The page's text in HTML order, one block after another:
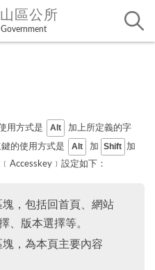
區公所
用方式是 Alt 加上所定義的字
的使用方式是 Alt 加 Shift
加
設定如下：
塊，包括回首頁、網站
、版本選擇等。
塊，為本頁主要內容